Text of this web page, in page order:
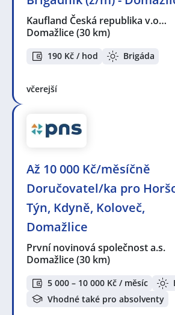
Kaufland Česká republika v.o…
Domažlice(30 km)
190 Kč / hod Brigáda
včerejší
Až 10 000 Kč/měsíčně
Doručovatel/ka pro
Týn, Kdyně, Koloveč,
Domažlice
První novinová společnost a.s.
Domažlice(30 km)
5 000 – 10 000 Kč / měsíc
Vhodné také pro absolventy